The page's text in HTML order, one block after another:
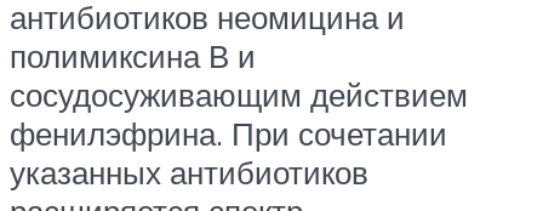
антибиотиков неомицина и
полимиксина В и
сосудосуживающим действием
фенилэфрина. При сочетании
указанных антибиотиков